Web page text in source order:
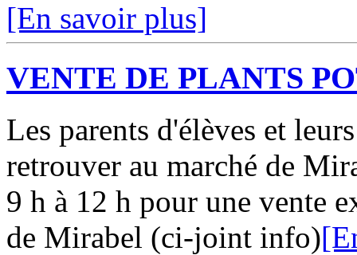
[En savoir plus]
VENTE DE PLANTS
Les parents d'élèves et
retrouver au marché de
9 h à 12 h pour une vente
de Mirabel (ci-joint info)